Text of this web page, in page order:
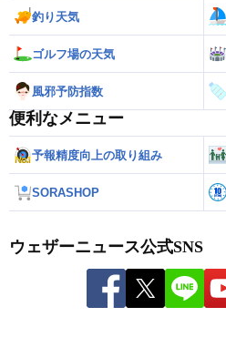
釣り天気
ゴルフ場の天気
風邪予防指数
便利なメニュー
予報精度向上の取り組み
SORASHOP
ウェザーニュース公式SNS